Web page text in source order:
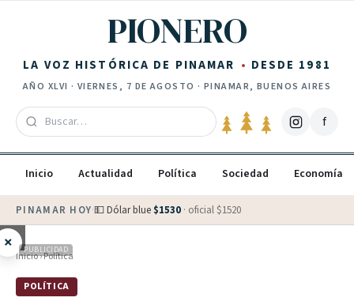
PIONERO
LA VOZ HISTÓRICA DE PINAMAR DESDE 1981
AÑO XLVI · VIERNES, 7 DE AGOSTO · PINAMAR, BUENOS AIRES
f
Inicio Actualidad Política Sociedad Economía
PINAMAR HOY·💵 Dólar blue $1530 · oficial $1520
× PUBLICIDAD
Inicio›Política
POLÍTICA